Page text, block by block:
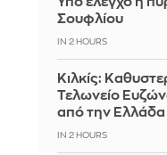
Σουφλίου
IN 2 HOURS
Κιλκίς:
Τελωνείο
από την Ελλάδα
IN 2 HOURS